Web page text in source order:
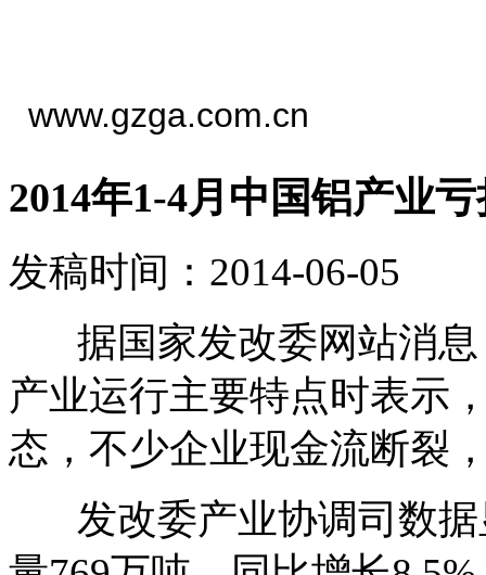
www.gzga.com.cn
2014年1-4月中国铝产业
发稿时间：2014-06-05
据国家发改委网站消息
产业运行主要特点时表示
态，不少企业现金流断裂
发改委产业协调司数据